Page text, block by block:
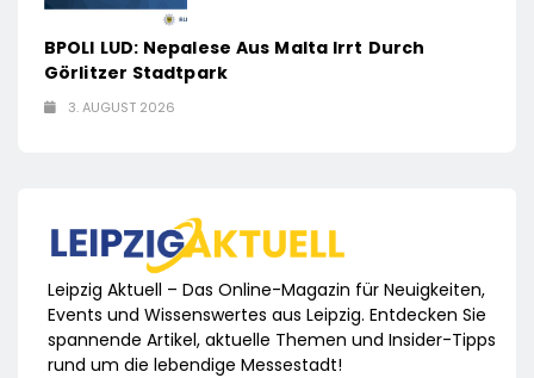
BPOLI LUD: Nepalese Aus Malta Irrt Durch
Görlitzer Stadtpark
3. AUGUST 2026
Leipzig Aktuell – Das Online-Magazin für Neuigkeiten,
Events und Wissenswertes aus Leipzig. Entdecken Sie
spannende Artikel, aktuelle Themen und Insider-Tipps
rund um die lebendige Messestadt!